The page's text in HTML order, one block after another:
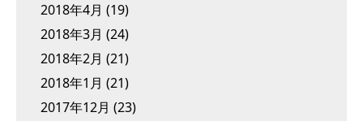
2018年4月 (19)
2018年3月 (24)
2018年2月 (21)
2018年1月 (21)
2017年12月 (23)